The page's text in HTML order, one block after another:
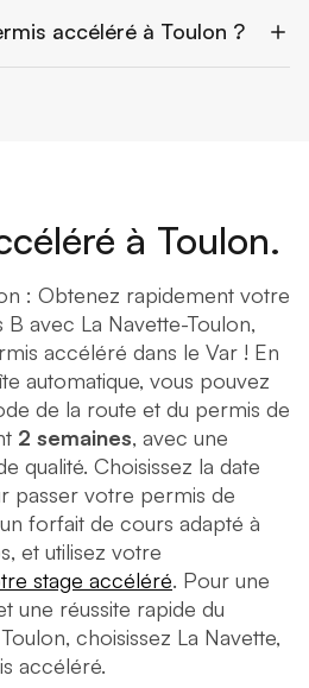
accéléré à Toulon ?
à Toulon.
: Obtenez rapidement votre
avec La Navette-Toulon,
accéléré dans le Var ! En
automatique, vous pouvez
de la route et du permis de
2 semaines, avec une
qualité. Choisissez la date
passer votre permis de
forfait de cours adapté à
et utilisez votre
stage accéléré. Pour une
une réussite rapide du
choisissez La Navette,
accéléré.